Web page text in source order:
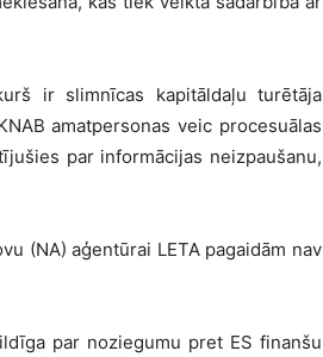
ir slimnīcas kapitāldaļu turētāja
amatpersonas veic procesuālas
par informācijas neizpaušanu,
(NA) aģentūrai LETA pagaidām nav
par noziegumu pret ES finanšu